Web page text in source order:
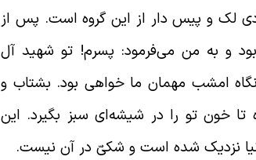
لک و پیس دار از این گروه است. پس از
و به من می‌فرمود: پسرم! تو شهید آل
امشب مهمان ما خواهی بود. بشتاب و
خون تو را در شیشه‌ای سبز بگیرد. این
نزدیک شده است و شکیّ در آن نیست.